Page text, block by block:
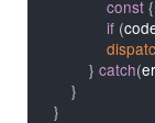
const {
if (
} catch(
}
}